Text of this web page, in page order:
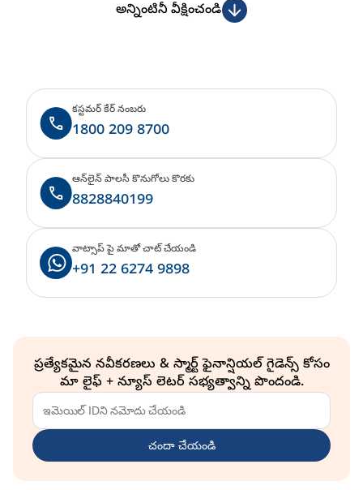
అన్నింటినీ వీక్షించండి
1800 209 8700
కస్టమర్ కేర్ నంబరు
8828840199
ఆన్‌లైన్ పాలసీ కొనుగోలు కొరకు
+91 22 6274 9898
వాట్సాప్ పై మాతో చాట్ చేయండి
ప్రత్యేకమైన నవీకరణలు & స్మార్ట్ ఫైనాన్షియల్ గైడెన్స్ కోసం
మా లైఫ్ + న్యూస్ లెటర్ సభ్యత్వాన్ని పొందండి.
చందా చేయండి